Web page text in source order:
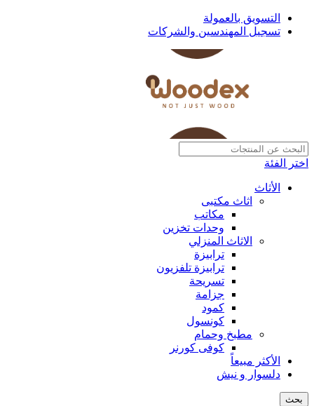
التسويق بالعمولة
تسجيل المهندسين والشركات
اختر الفئة
الأثاث
اثاث مكتبى
مكاتب
وحدات تخزين
الاثاث المنزلي
ترابيزة
ترابيزة تلفزيون
تسريحة
جزامة
كمود
كونسول
مطبخ وحمام
كوفى كورنر
الأكثر مبيعاً
دلسوار و نيش
بحث